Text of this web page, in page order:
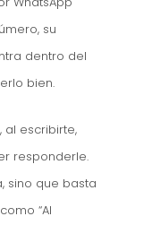
su
dentro del
bien.
al escribirte,
responderle.
sino que basta
“Al